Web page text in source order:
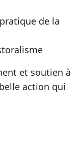
de la
et soutien à
action qui